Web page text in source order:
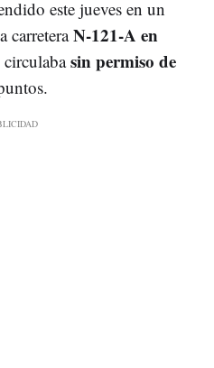
este jueves en un
carreteraN-121-A en
sin permiso de